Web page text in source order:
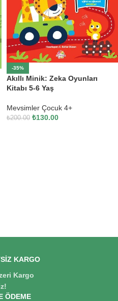
-35%
Akıllı Minik: Zeka Oyunları
Kitabı 5-6 Yaş
Mevsimler Çocuk 4+
₺200.00 ₺130.00
KARGO
Kargo
ÖDEME